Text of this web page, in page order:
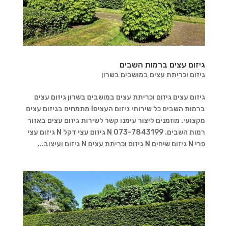
גיזום עצים ברמות השבים
גיזום וכריתת עצים במושבים בשרון
גיזום עצים גיזום וכריתת עצים במושבים בשרון גיזום עצים
ברמות השבים כל שירותי גיזום העצים! מתמחים בגיזום עצים
מקצועי. מוזמנים ליצור עימנו קשר לשירות גיזום עצים באזור
רמות השבים. 073-7843199 N גיזום עצי דקל N גיזום עצי
פרי N גיזום שיחים N גיזום וכריתת עצים N גיזום ועיצוב...